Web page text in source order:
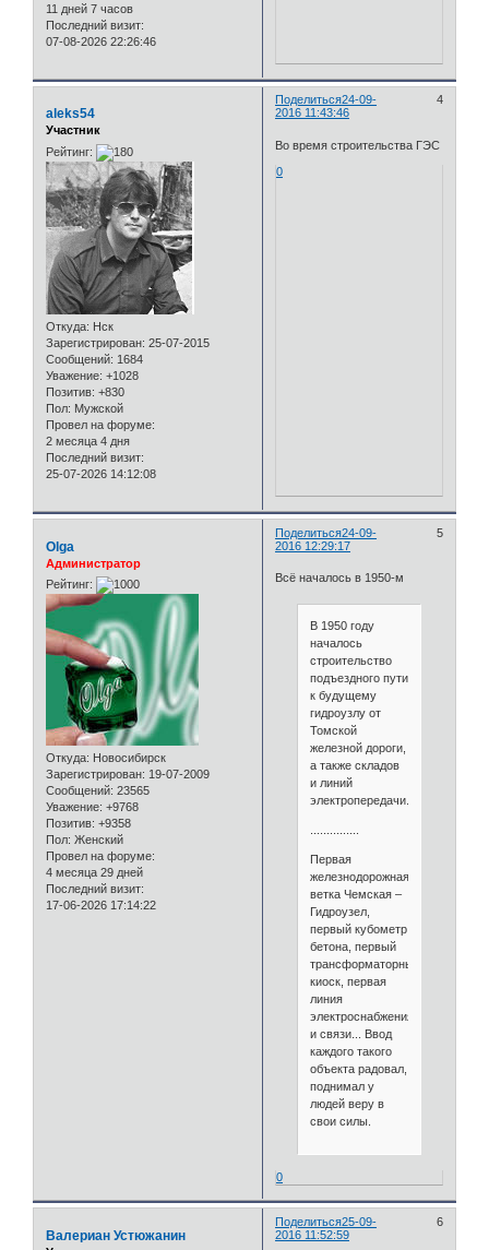
11 дней 7 часов
Последний визит:
07-08-2026 22:26:46
Поделиться 4
24-09-
2016 11:43:46
aleks54
Участник
Рейтинг:
Откуда: Нск
Зарегистрирован: 25-07-2015
Сообщений: 1684
Уважение: +1028
Позитив: +830
Пол: Мужской
Провел на форуме:
2 месяца 4 дня
Последний визит:
25-07-2026 14:12:08
Во время строительства ГЭС
0
Поделиться 5
24-09-
2016 12:29:17
Olga
Администратор
Рейтинг:
Откуда: Новосибирск
Зарегистрирован: 19-07-2009
Сообщений: 23565
Уважение: +9768
Позитив: +9358
Пол: Женский
Провел на форуме:
4 месяца 29 дней
Последний визит:
17-06-2026 17:14:22
Всё началось в 1950-м
В 1950 году
началось
строительство
подъездного пути
к будущему
гидроузлу от
Томской
железной дороги,
а также складов
и линий
электропередачи.
Первая
железнодорожная
ветка Чемская –
Гидроузел,
первый кубометр
бетона, первый
трансформаторный
киоск, первая
линия
электроснабжения
и связи... Ввод
каждого такого
объекта радовал,
поднимал у
людей веру в
свои силы.
0
Поделиться 6
25-09-
2016 11:52:59
Валериан Устюжанин